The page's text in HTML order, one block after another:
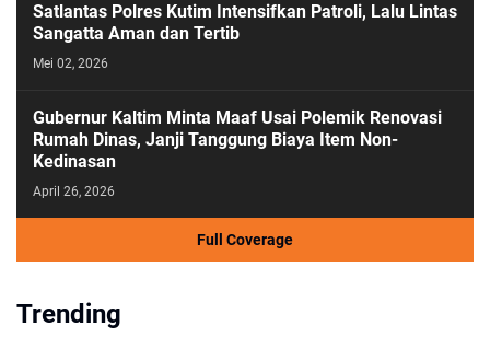
Satlantas Polres Kutim Intensifkan Patroli, Lalu Lintas
Sangatta Aman dan Tertib
Mei 02, 2026
Gubernur Kaltim Minta Maaf Usai Polemik Renovasi
Rumah Dinas, Janji Tanggung Biaya Item Non-
Kedinasan
April 26, 2026
Full Coverage
Trending